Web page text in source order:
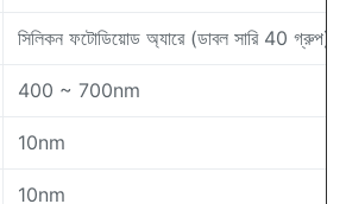
সিলিকন ফটোডিয়োড অ্যারে (ডাবল সারি 40 গ্রুপ)
400 ~ 700nm
10nm
10nm